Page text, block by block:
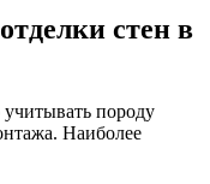
стен в
породу
Наиболее